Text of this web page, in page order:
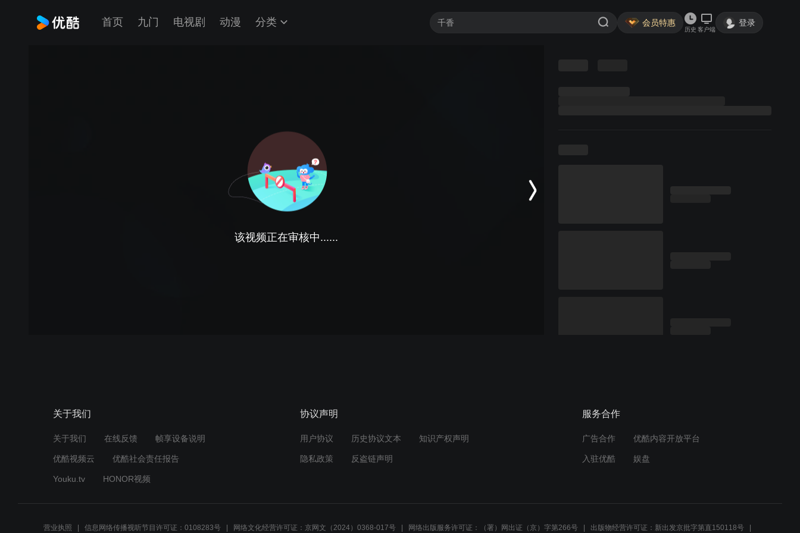
首页 九门 电视剧 动漫 分类 会员特惠
历史 客户端
登录
该视频正在审核中......
关于我们
关于我们 在线反馈 帧享设备说明
优酷视频云 优酷社会责任报告
Youku.tv HONOR视频
协议声明
用户协议 历史协议文本 知识产权声明
隐私政策 反盗链声明
服务合作
广告合作 优酷内容开放平台
入驻优酷 娱盘
营业执照 信息网络传播视听节目许可证：0108283号 网络文化经营许可证：京网文（2024）0368-017号 网络出版服务许可证：（署）网出证（京）字第266号 出版物经营许可证：新出发京批字第直150118号